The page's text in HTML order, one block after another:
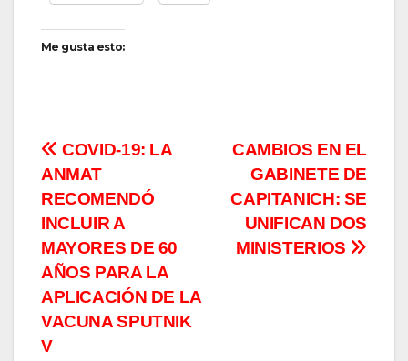
Me gusta esto:
Navegación
de
entradas
CAMBIOS EN EL
GABINETE DE
CAPITANICH: SE
UNIFICAN DOS
MINISTERIOS
COVID-19: LA
ANMAT
RECOMENDÓ
INCLUIR A
MAYORES DE 60
AÑOS PARA LA
APLICACIÓN DE LA
VACUNA SPUTNIK
V